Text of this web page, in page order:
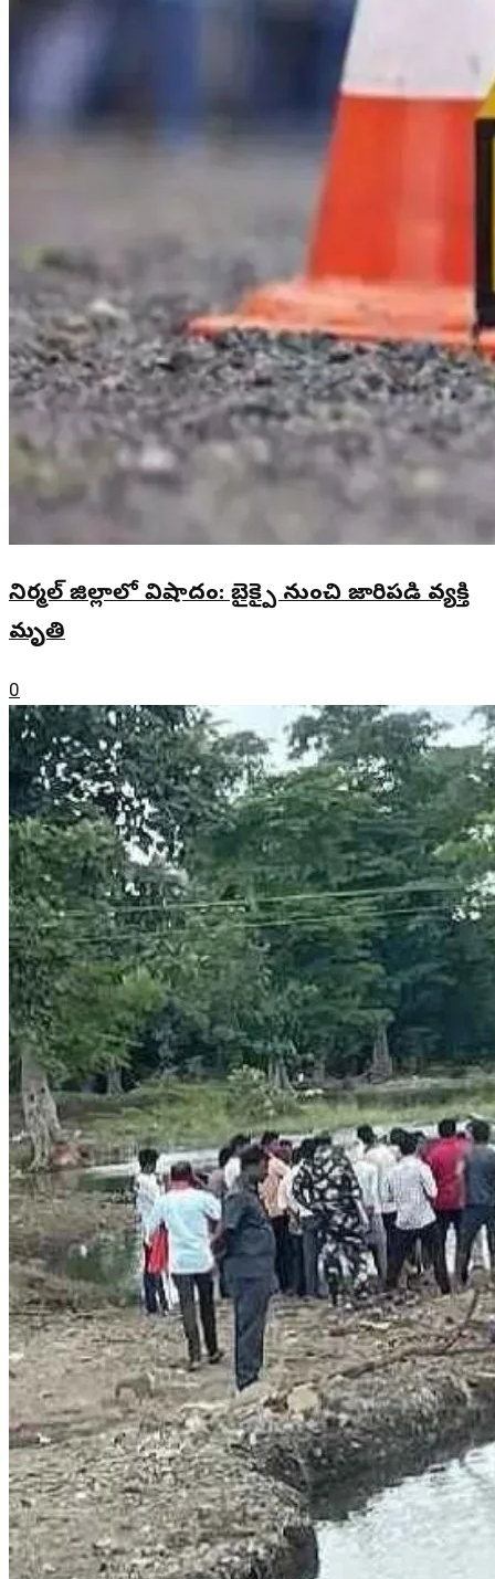
నిర్మల్ జిల్లాలో విషాదం: బైక్పై నుంచి జారిపడి వ్యక్తి
మృతి
0